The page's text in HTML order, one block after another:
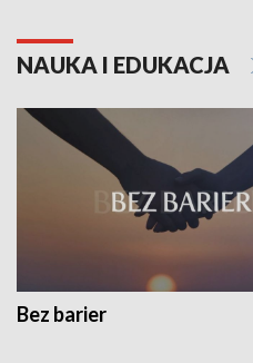
NAUKA I EDUKACJA
Bez barier